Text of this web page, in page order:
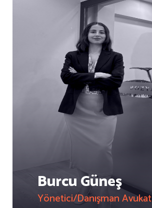
Burcu Güneş
Yönetici/Danışman Avukat